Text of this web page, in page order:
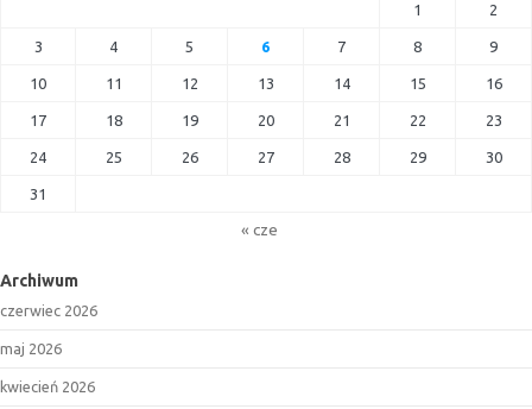
1 2
3 4 5 6 7 8 9
10 11 12 13 14 15 16
17 18 19 20 21 22 23
24 25 26 27 28 29 30
31
« cze
Archiwum
czerwiec 2026
maj 2026
kwiecień 2026